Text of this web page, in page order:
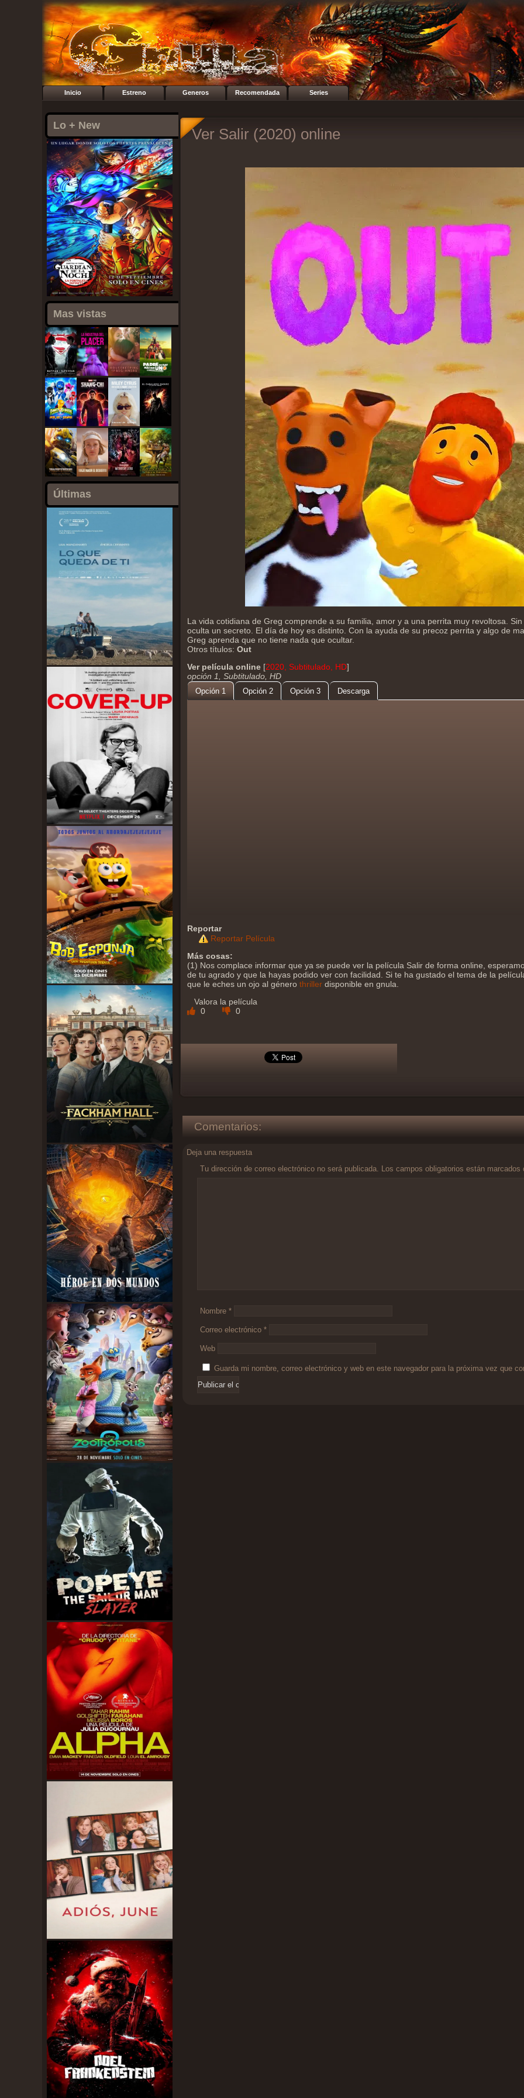
Inicio Estreno Generos Recomendada Series
Lo + New
Mas vistas
Últimas
Ver Salir (2020) online
La vida cotidiana de Greg comprende a su familia, amor y a una perrita muy revoltosa.
oculta un secreto. El día de hoy es distinto. Con la ayuda de su precoz perrita y algo de
Greg aprenda que no tiene nada que ocultar.
Otros títulos: Out
Ver película online [2020, Subtitulado, HD]
opción 1, Subtitulado, HD
Opción 1 Opción 2 Opción 3 Descarga
Reportar
Reportar Película
Más cosas:
(1) Nos complace informar que ya se puede ver la película Salir de forma online,
de tu agrado y que la hayas podido ver con facilidad. Si te ha gustado el tema de la
que le eches un ojo al género thriller disponible en gnula.
Valora la película
0
0
Comentarios:
Deja una respuesta
Tu dirección de correo electrónico no será publicada. Los campos obligatorios están marcados
Nombre *
Correo electrónico *
Web
Guarda mi nombre, correo electrónico y web en este navegador para la próxima vez que